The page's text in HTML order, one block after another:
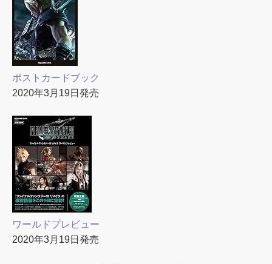
ポストカードブック
2020年3月19日発売
ワールドプレビュー
2020年3月19日発売